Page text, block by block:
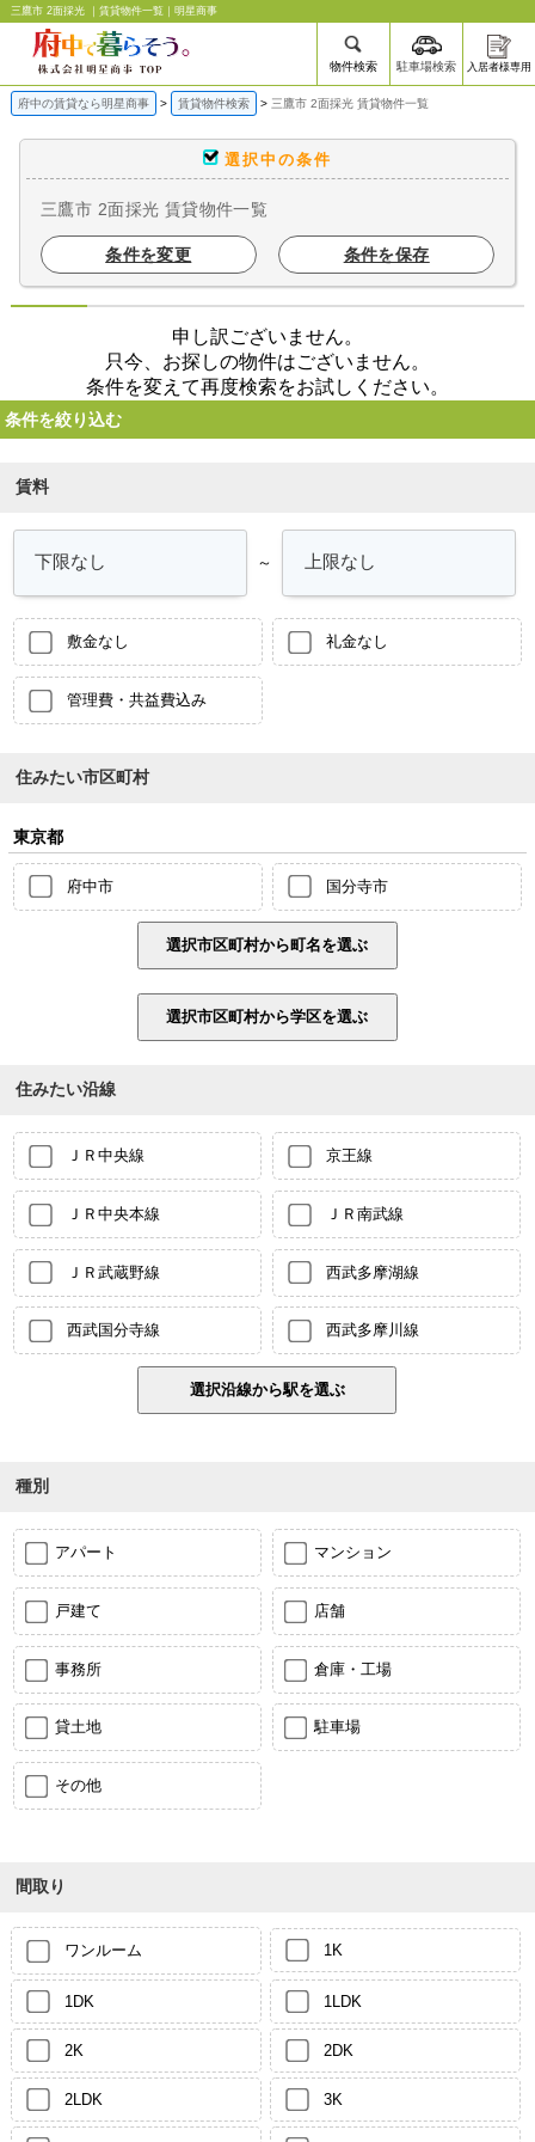
三鷹市 2面採光 ｜賃貸物件一覧｜明星商事
物件検索 駐車場検索 入居者様専用
府中の賃貸なら明星商事 賃貸物件検索 三鷹市 2面採光 賃貸物件一覧
選択中の条件
三鷹市 2面採光 賃貸物件一覧
条件を変更 条件を保存
申し訳ございません。
只今、お探しの物件はございません。
条件を変えて再度検索をお試しください。
条件を絞り込む
賃料
～
敷金なし 礼金なし
管理費・共益費込み
住みたい市区町村
東京都
府中市 国分寺市
住みたい沿線
ＪＲ中央線 京王線
ＪＲ中央本線 ＪＲ南武線
ＪＲ武蔵野線 西武多摩湖線
西武国分寺線 西武多摩川線
種別
アパート マンション
戸建て 店舗
事務所 倉庫・工場
貸土地 駐車場
その他
間取り
ワンルーム 1K
1DK 1LDK
2K 2DK
2LDK 3K